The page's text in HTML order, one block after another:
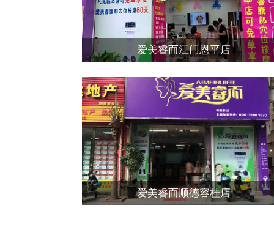
爱美睿而江门恩平店
爱美睿而顺德容桂店